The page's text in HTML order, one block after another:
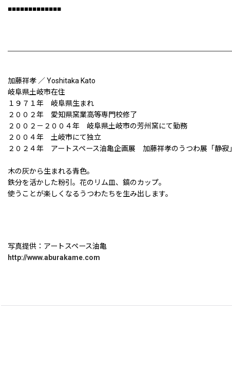
■■■■■■■■■■■■■
加藤祥孝 ／ Yoshitaka Kato
岐阜県土岐市在住
１９７１年 岐阜県生まれ
２００２年 愛知県窯業高等専門校修了
２００２－２００４年 岐阜県土岐市の芳州窯にて勤務
２００４年 土岐市にて独立
２０２４年 アートスペース油亀企画展 加藤祥孝のうつわ展「静寂
木の灰から生まれる青色。
鉄分を活かした粉引。花のリム皿、鎬のカップ。
使うことが楽しくなるうつわたちを生み出します。
写真提供：アートスペース油亀
http://www.aburakame.com